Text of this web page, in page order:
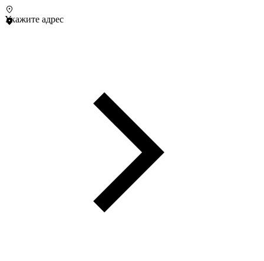
Укажите адрес